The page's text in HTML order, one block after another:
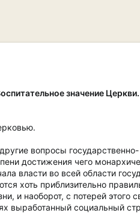
значение
вопросы государственно-
достижения чего
власти во всей области
хоть приблизительно
и наоборот, с потерей этого
выработанный социальный